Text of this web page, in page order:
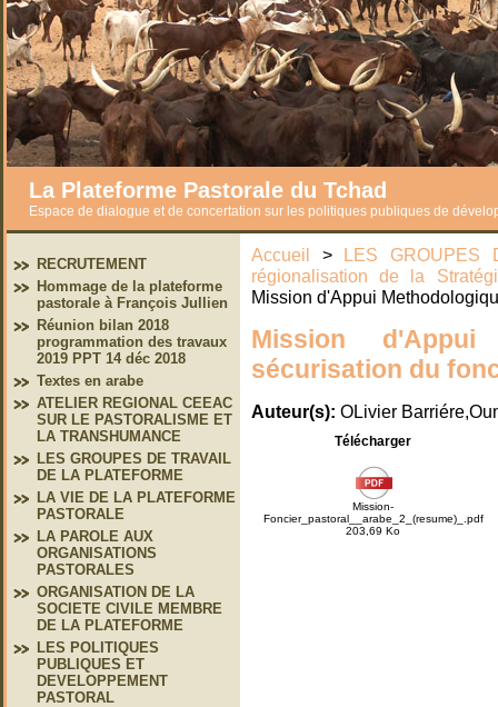
La Plateforme Pastorale du Tchad
Espace de dialogue et de concertation sur les politiques publiques de
RECRUTEMENT
Hommage de la plateforme
pastorale à François Jullien
Réunion bilan 2018
programmation des travaux
2019 PPT 14 déc 2018
Textes en arabe
ATELIER REGIONAL CEEAC
SUR LE PASTORALISME ET
LA TRANSHUMANCE
LES GROUPES DE TRAVAIL
DE LA PLATEFORME
LA VIE DE LA PLATEFORME
PASTORALE
LA PAROLE AUX
ORGANISATIONS
PASTORALES
ORGANISATION DE LA
SOCIETE CIVILE MEMBRE
DE LA PLATEFORME
LES POLITIQUES
PUBLIQUES ET
DEVELOPPEMENT
PASTORAL
Accueil > LES GROUPES
régionalisation de la
Mission d'Appui
Mission
sécurisation du
Auteur(s): OLivier
Télécharger
Mission-
Foncier_pastoral__arabe_2_(resume)_.pdf
203,69 Ko